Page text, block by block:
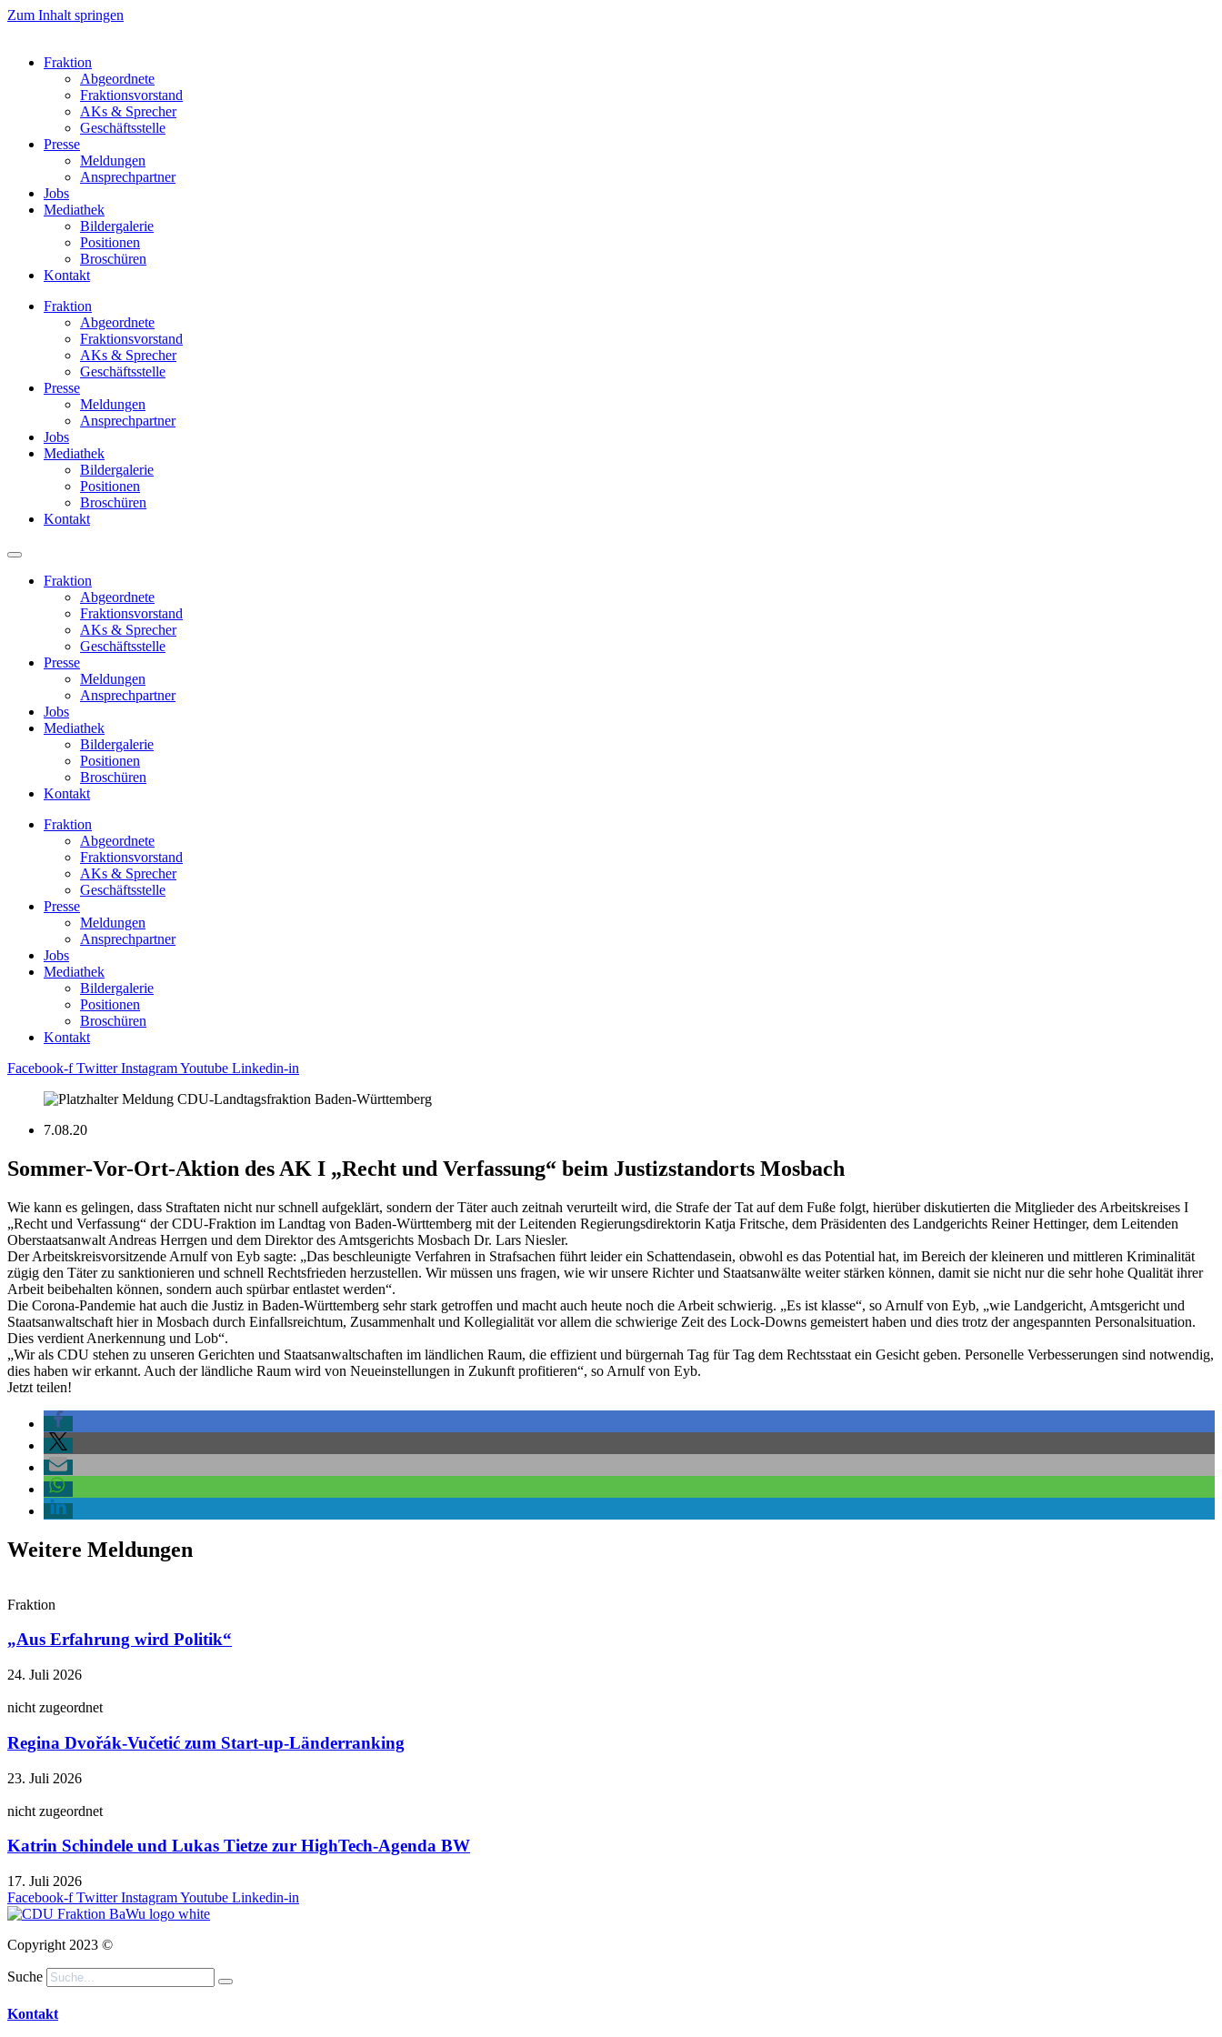
Zum Inhalt springen
Fraktion
Abgeordnete
Fraktions­vorstand
AKs & Sprecher
Geschäftsstelle
Presse
Meldungen
Ansprechpartner
Jobs
Mediathek
Bildergalerie
Positionen
Broschüren
Kontakt
Fraktion
Abgeordnete
Fraktions­vorstand
AKs & Sprecher
Geschäftsstelle
Presse
Meldungen
Ansprechpartner
Jobs
Mediathek
Bildergalerie
Positionen
Broschüren
Kontakt
Fraktion
Abgeordnete
Fraktions­vorstand
AKs & Sprecher
Geschäftsstelle
Presse
Meldungen
Ansprechpartner
Jobs
Mediathek
Bildergalerie
Positionen
Broschüren
Kontakt
Fraktion
Abgeordnete
Fraktions­vorstand
AKs & Sprecher
Geschäftsstelle
Presse
Meldungen
Ansprechpartner
Jobs
Mediathek
Bildergalerie
Positionen
Broschüren
Kontakt
Facebook-f Twitter InstagramYoutube Linkedin-in
7.08.20
Sommer-Vor-Ort-Aktion des AK I „Recht und Verfassung“ beim Justizstandorts Mosbach
Wie kann es gelingen, dass Straftaten nicht nur schnell aufgeklärt, sondern der Täter auch zeitnah verurteilt wird, die Strafe der Tat auf dem Fuße folgt, hierüber diskutierten die Mitglieder des Arbeitskreises I
„Recht und Verfassung“ der CDU-Fraktion im Landtag von Baden-Württemberg mit der Leitenden Regierungsdirektorin Katja Fritsche, dem Präsidenten des Landgerichts Reiner Hettinger, dem Leitenden
Oberstaatsanwalt Andreas Herrgen und dem Direktor des Amtsgerichts Mosbach Dr. Lars Niesler.
Der Arbeitskreisvorsitzende Arnulf von Eyb sagte: „Das beschleunigte Verfahren in Strafsachen führt leider ein Schattendasein, obwohl es das Potential hat, im Bereich der kleineren und mittleren Kriminalität
zügig den Täter zu sanktionieren und schnell Rechtsfrieden herzustellen. Wir müssen uns fragen, wie wir unsere Richter und Staatsanwälte weiter stärken können, damit sie nicht nur die sehr hohe Qualität ihrer
Arbeit beibehalten können, sondern auch spürbar entlastet werden“.
Die Corona-Pandemie hat auch die Justiz in Baden-Württemberg sehr stark getroffen und macht auch heute noch die Arbeit schwierig. „Es ist klasse“, so Arnulf von Eyb, „wie Landgericht, Amtsgericht und
Staatsanwaltschaft hier in Mosbach durch Einfallsreichtum, Zusammenhalt und Kollegialität vor allem die schwierige Zeit des Lock-Downs gemeistert haben und dies trotz der angespannten Personalsituation.
Dies verdient Anerkennung und Lob“.
„Wir als CDU stehen zu unseren Gerichten und Staatsanwaltschaften im ländlichen Raum, die effizient und bürgernah Tag für Tag dem Rechtsstaat ein Gesicht geben. Personelle Verbesserungen sind notwendig,
dies haben wir erkannt. Auch der ländliche Raum wird von Neueinstellungen in Zukunft profitieren“, so Arnulf von Eyb.
Jetzt teilen!
Weitere Meldungen
Fraktion
„Aus Erfahrung wird Politik“
24. Juli 2026
nicht zugeordnet
Regina Dvořák-Vučetić zum Start-up-Länderranking
23. Juli 2026
nicht zugeordnet
Katrin Schindele und Lukas Tietze zur HighTech-Agenda BW
17. Juli 2026
Facebook-f Twitter InstagramYoutube Linkedin-in
Copyright 2023 ©
Suche
Kontakt